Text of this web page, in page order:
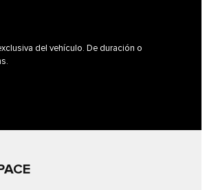
del vehículo. De duración o